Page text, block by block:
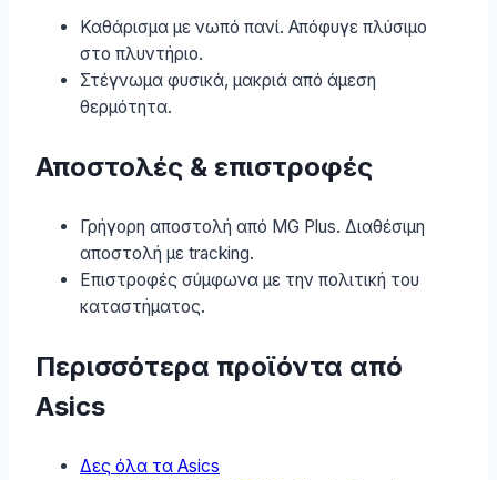
Καθάρισμα με νωπό πανί. Απόφυγε πλύσιμο
στο πλυντήριο.
Στέγνωμα φυσικά, μακριά από άμεση
θερμότητα.
Αποστολές & επιστροφές
Γρήγορη αποστολή από MG Plus. Διαθέσιμη
αποστολή με tracking.
Επιστροφές σύμφωνα με την πολιτική του
καταστήματος.
Περισσότερα προϊόντα από
Asics
Δες όλα τα Asics